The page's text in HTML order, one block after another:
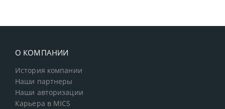
О КОМПАНИИ
История компании
Наши партнеры
Наши авторизации
Карьера в MICS